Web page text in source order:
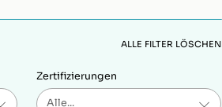
ALLE FILTER LÖSCHEN
Zertifizierungen